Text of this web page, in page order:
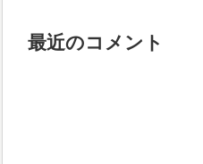
最近のコメント